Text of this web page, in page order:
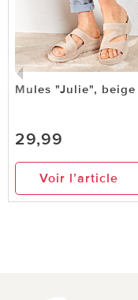
Mules "Julie", beige
29,99
Voir l’article